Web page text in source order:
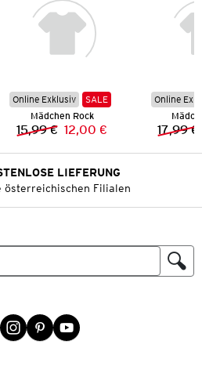
Online Exklusiv
SALE
Mädchen Rock
Vorheriger Preis:
15,99 € Neuer Preis:
12,00 €
Online
17,99 €
LIEFERUNG
österreichischen Filialen